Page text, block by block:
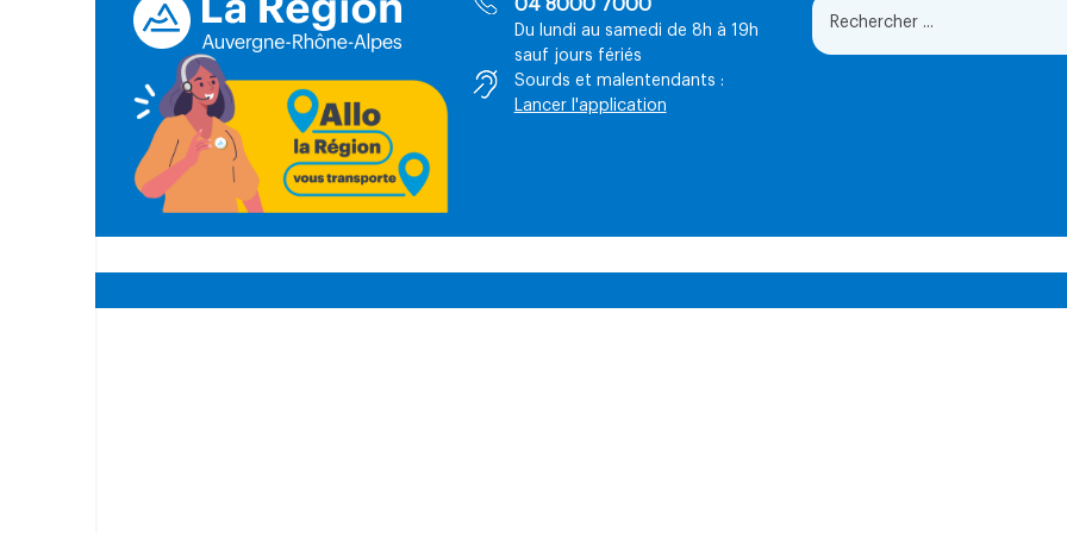
04 8000 7000
Du lundi au samedi de 8h à 19h
sauf jours fériés
Sourds et malentendants :
Lancer l'application